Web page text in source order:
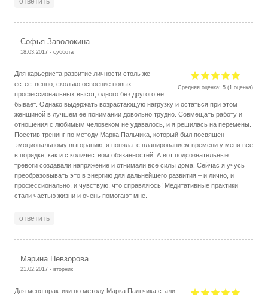
Софья Заволокина
18.03.2017 - суббота
Средняя оценка:5 (1 оценка)
Для карьериста развитие личности столь же
естественно, сколько освоение новых
профессиональных высот, одного без другого не
бывает. Однако выдержать возрастающую нагрузку и остаться при этом
женщиной в лучшем ее понимании довольно трудно. Совмещать работу и
отношения с любимым человеком не удавалось, и я решилась на перемены.
Посетив тренинг по методу Марка Пальчика, который был посвящен
эмоциональному выгоранию, я поняла: с планированием времени у меня все
в порядке, как и с количеством обязанностей. А вот подсознательные
тревоги создавали напряжение и отнимали все силы дома. Сейчас я учусь
преобразовывать это в энергию для дальнейшего развития – и лично, и
профессионально, и чувствую, что справляюсь! Медитативные практики
стали частью жизни и очень помогают мне.
ответить
Марина Невзорова
21.02.2017 - вторник
Для меня практики по методу Марка Пальчика стали